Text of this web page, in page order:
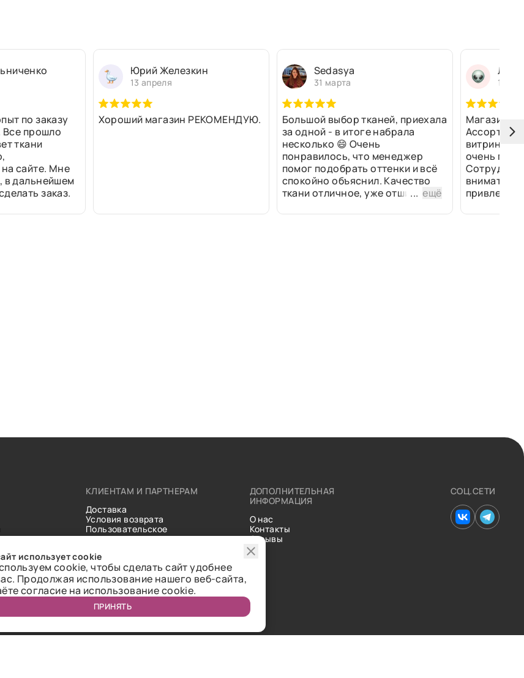
по заказу
Все прошло
ткани
сайте. Мне
в дальнейшем
заказ.
Юрий Железкин
13 апреля
Хороший магазин РЕКОМЕНДУЮ.
Sedasya
31 марта
Большой выбор тканей, приехала
за одной - в итоге набрала
несколько 😄 Очень
понравилось, что менеджер
помог подобрать оттенки и всё
спокойно объяснил. Качество
ткани отличное, уже отшили...ещё
13
Магазин
витринах
очень
привлек
рулоны
КЛИЕНТАМ И ПАРТНЕРАМ
Доставка
Условия возврата
Пользовательское
соглашение
Статьи
ДОПОЛНИТЕЛЬНАЯ
ИНФОРМАЦИЯ
О нас
Контакты
Отзывы
СОЦ.СЕТИ
использует cookie
cookie, чтобы сделать сайт удобнее
Продолжая использование нашего веб-сайта,
согласие на использование cookie.
ПРИНЯТЬ